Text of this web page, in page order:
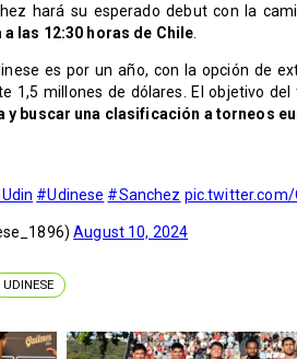
hará su esperado debut con la
las 12:30 horas de Chile
es por un año, con la opción de
1,5 millones de dólares. El objetivo del
y buscar una clasificación a torneos
#Udinese #Sanchez pic.twitter.com/
August 10, 2024
UDINESE